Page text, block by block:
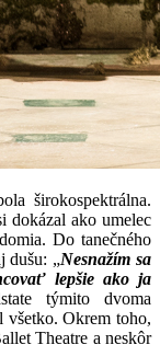
širokospektrálna.
dokázal ako umelec
Do tanečného
dušu: „Nesnažím sa
lepšie ako ja
týmito dvoma
všetko. Okrem toho,
Theatre a neskôr